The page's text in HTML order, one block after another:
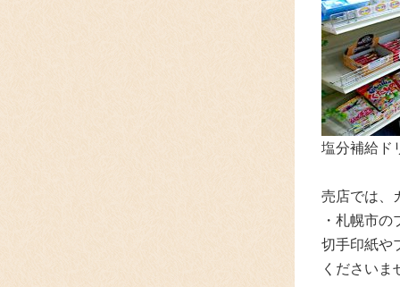
塩分補給ド
売店では、
・札幌市
切手印紙や
くださいま